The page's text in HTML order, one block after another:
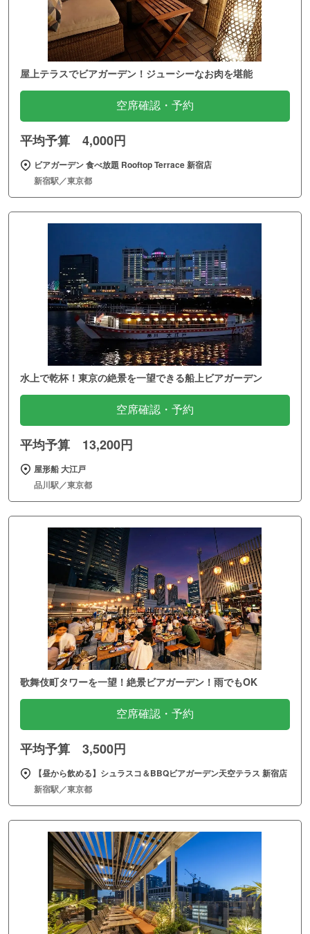
屋上テラスでビアガーデン！ジューシーなお肉を堪能
空席確認・予約
平均予算 4,000円
ビアガーデン 食べ放題 Rooftop Terrace 新宿店
新宿駅／東京都
水上で乾杯！東京の絶景を一望できる船上ビアガーデン
空席確認・予約
平均予算 13,200円
屋形船 大江戸
品川駅／東京都
歌舞伎町タワーを一望！絶景ビアガーデン！雨でもOK
空席確認・予約
平均予算 3,500円
【昼から飲める】シュラスコ＆BBQビアガーデン天空テラス 新宿店
新宿駅／東京都